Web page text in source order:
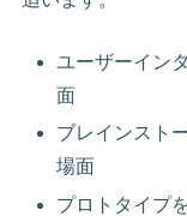
ユーザーイン
面
ブレインスト
場面
プロトタイプ